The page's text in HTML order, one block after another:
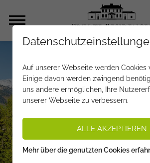
Auf unserer Webseite werden Cookies
Einige davon werden zwingend
uns andere ermöglichen, Ihre
unserer Webseite zu verbessern.
ALLE AKZEPTIEREN
Mehr über die genutzten Cookies